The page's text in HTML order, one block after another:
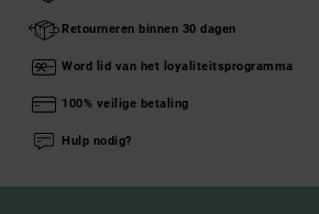
Retourneren binnen 30 dagen
Word lid van het loyaliteitsprogramma
100% veilige betaling
Hulp nodig?